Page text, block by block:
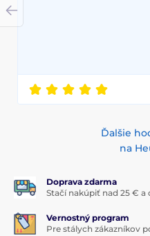
Ďalšie
na
Doprava zdarma
Stačí nakúpiť nad 25 € a
Vernostný program
Pre stálych zákazníkov